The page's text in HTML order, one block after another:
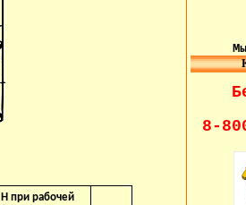
H при рабочей
8-